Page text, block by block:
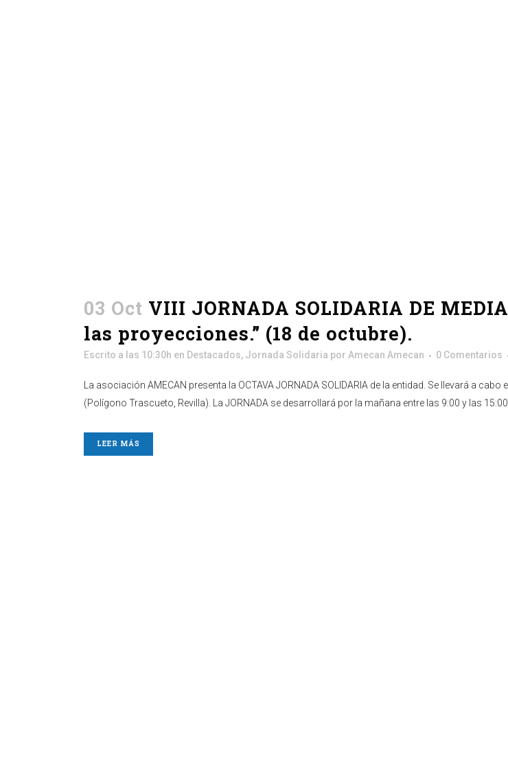
03 Oct VIII JORNADA SOLIDARIA DE
las proyecciones.” (18 de octubre).
Escrito a las 10:30h en Destacados, Jornada Solidaria por Amecan Amecan 0 Comentarios
La asociación AMECAN presenta la OCTAVA JORNADA SOLIDARIA de la entidad. Se llevará a
(Polígono Trascueto, Revilla). La JORNADA se desarrollará por la mañana entre las 9:00 y las 15:00
LEER MÁS